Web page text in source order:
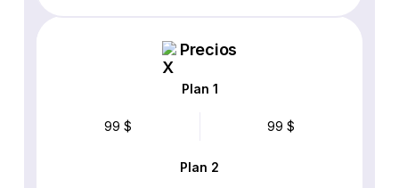
Precios
Plan 1
99 $ 99 $
Plan 2